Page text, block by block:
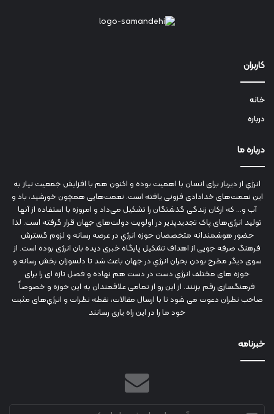
کاربران
خانه
درباره
درباره ما
انرژي‌ از دیرباز برای انسان با اهمیت بوده و اکنون هم با افزایش جمعیت نیاز به
این نعمت‌های خدادادی فزونی یافته است. نعمت‌هایی همچون خورشید، باد و
آب و... که ارکان زندگی گذشتگان را تشکیل می‌داد و امروزه با استفاده از آنها
تولید انرژی‌های پاک تجدیدپذیر در اولویت دولت‌های جهان قرار گرفته است. لذا
حضور هوشمندانه متخصصان حوزه انرژي در عرصه رسانه و لزوم گسترش
فرهنگ صرفه جویی از اهداف تشکیل پایگاه خبری دیده بان انرژی بوده است. از
سوی دیگر مطرح بودن بحران انرژي در جهان باعث شد تا دلسوزان بخش رسانه و
حوزه های مختلف انرژي دست در دست هم نهاده و فصل تازه ای را برای
فرهنگسازی رقم بزنند. از این رو از تمامی علاقمندان به این حوزه و خصوصاً
صاحب نظران دعوت می شود تا با ارسال مقالات، نقطه نظرات و انرژي‌های مثبت
خود ما را در این راه یاری رسانند
خبرنامه
آدرس